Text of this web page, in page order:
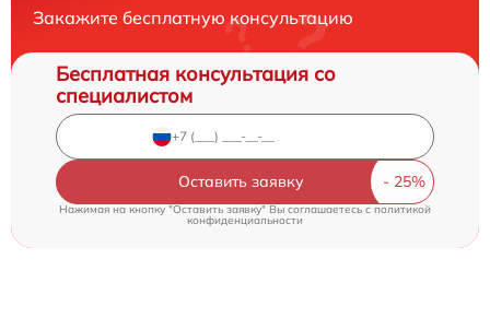
Закажите бесплатную консультацию
Бесплатная консультация со
специалистом
Оставить заявку
Нажимая на кнопку "Оставить заявку" Вы соглашаетесь cполитикой
конфиденциальности